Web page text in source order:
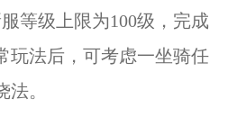
级上限为100级，完成
玩法后，可考虑一坐骑任
。